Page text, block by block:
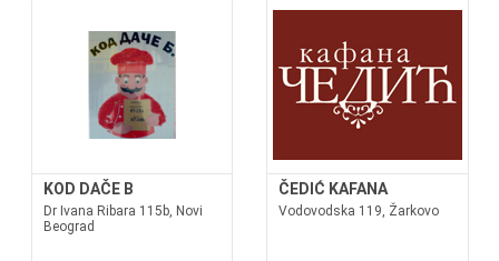
KOD DAČE B
Dr Ivana Ribara 115b, Novi
Beograd
ČEDIĆ KAFANA
Vodovodska 119, Žarkovo